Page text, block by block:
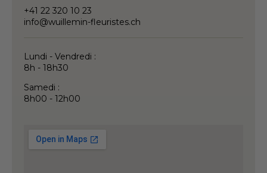
+41 22 320 10 23
info@wuillemin-fleuristes.ch
Lundi - Vendredi :
8h - 18h30
Samedi :
8h00 - 12h00